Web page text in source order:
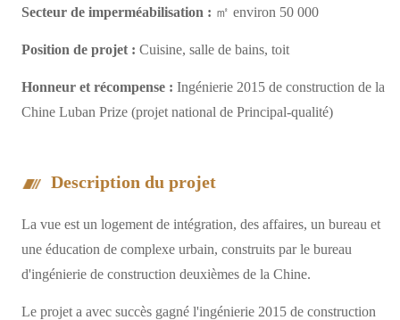
Secteur de imperméabilisation : ㎡ environ 50 000
Position de projet : Cuisine, salle de bains, toit
Honneur et récompense : Ingénierie 2015 de construction de la
Chine Luban Prize (projet national de Principal-qualité)
Description du projet
La vue est un logement de intégration, des affaires, un bureau et
une éducation de complexe urbain, construits par le bureau
d'ingénierie de construction deuxièmes de la Chine.
Le projet a avec succès gagné l'ingénierie 2015 de construction